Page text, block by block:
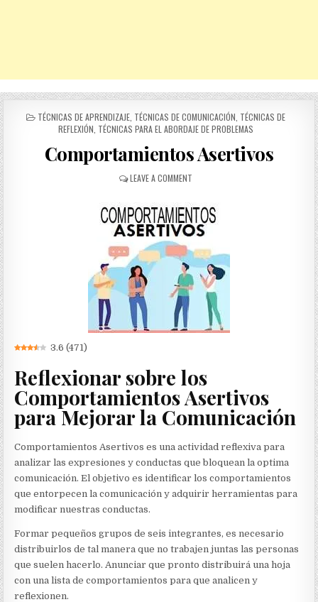
POSTED
TÉCNICAS DE APRENDIZAJE, TÉCNICAS DE COMUNICACIÓN TÉCNICAS DE
REFLEXIÓN TÉCNICAS PARA EL ABORDAJE DE PROBLEMAS
Comportamientos Asertivos
LEAVE A COMMENTON
3.6 (471)
Reflexionar sobre los
Comportamientos Asertivos
para Mejorar la Comunicación
Comportamientos Asertivos es una actividad reflexiva para
analizar las expresiones y conductas que bloquean la optima
comunicación. El objetivo es identificar los comportamientos
que entorpecen la comunicación y adquirir herramientas para
modificar nuestras conductas.
Formar pequeños grupos de seis integrantes, es necesario
distribuirlos de tal manera que no trabajen juntas las personas
que suelen hacerlo. Anunciar que pronto distribuirá una hoja
con una lista de comportamientos para que analicen y
reflexionen.